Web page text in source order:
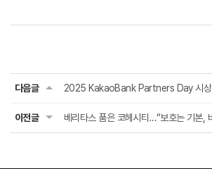
다음글 2025 KakaoBank Partners Day 시상
이전글